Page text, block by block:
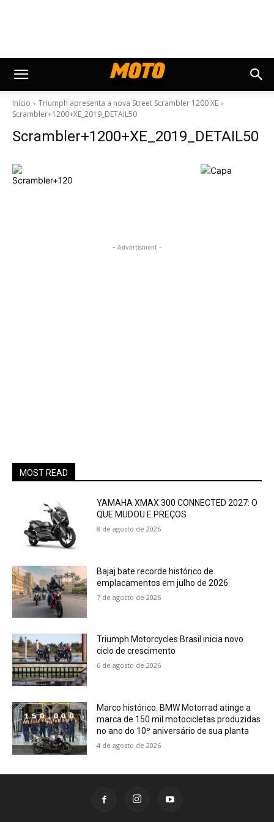
Início
Triumph apresenta a nova Street Scrambler 1200 XE
Scrambler+1200+XE_2019_DETAIL50
Scrambler+1200+XE_2019_DETAIL50
- Advertisment -
MOST READ
YAMAHA XMAX 300 CONNECTED 2027: O
QUE MUDOU E PREÇOS
8 de agosto de 2026
Bajaj bate recorde histórico de
emplacamentos em julho de 2026
7 de agosto de 2026
Triumph Motorcycles Brasil inicia novo
ciclo de crescimento
6 de agosto de 2026
Marco histórico: BMW Motorrad atinge a
marca de 150 mil motocicletas produzidas
no ano do 10º aniversário de sua planta
4 de agosto de 2026